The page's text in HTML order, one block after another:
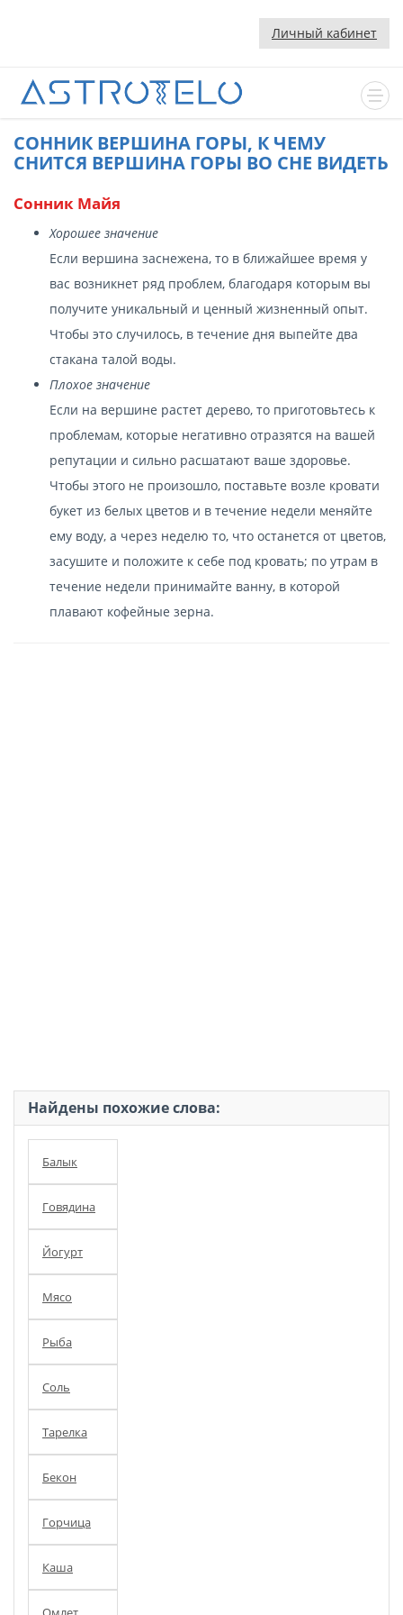
Личный кабинет
CОННИК ВЕРШИНА ГОРЫ, К ЧЕМУ
СНИТСЯ ВЕРШИНА ГОРЫ ВО СНЕ ВИДЕТЬ
Сонник Майя
Хорошее значение
Если вершина заснежена, то в ближайшее время у
вас возникнет ряд проблем, благодаря которым вы
получите уникальный и ценный жизненный опыт.
Чтобы это случилось, в течение дня выпейте два
стакана талой воды.
Плохое значение
Если на вершине растет дерево, то приготовьтесь к
проблемам, которые негативно отразятся на вашей
репутации и сильно расшатают ваше здоровье.
Чтобы этого не произошло, поставьте возле кровати
букет из белых цветов и в течение недели меняйте
ему воду, а через неделю то, что останется от цветов,
засушите и положите к себе под кровать; по утрам в
течение недели принимайте ванну, в которой
плавают кофейные зерна.
Найдены похожие слова:
Балык
Говядина
Йогурт
Мясо
Рыба
Соль
Тарелка
Бекон
Горчица
Каша